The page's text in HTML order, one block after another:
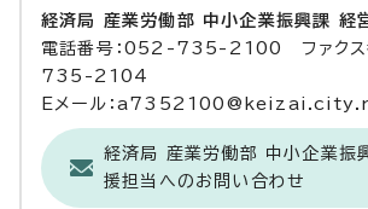
経済局 産業労働部 中小企業振興課 経
電話番号：052-735-2100 ファクス
735-2104
Eメール：
経済局 産業労働部 中小企業振
援担当へのお問い合わせ